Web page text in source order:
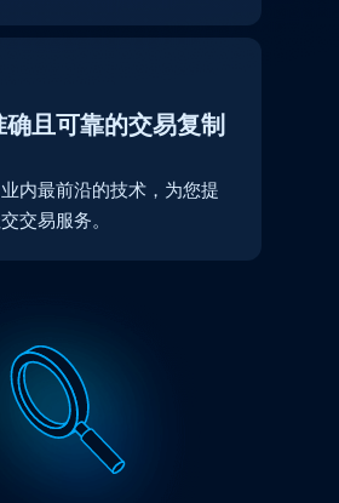
且可靠的交易复制
内最前沿的技术， 为您提
交易服务。